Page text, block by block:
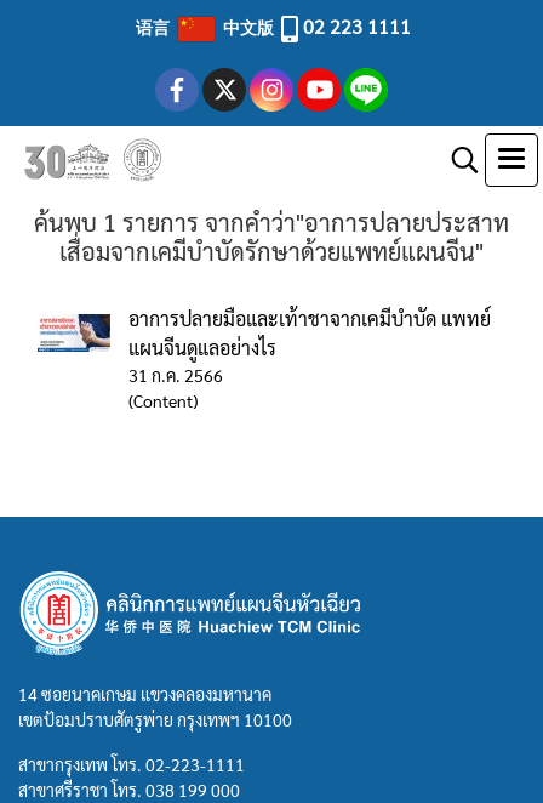
语言 中文版 02 223 1111
ค้นพบ 1 รายการ จากคำว่า"อาการปลายประสาท
เสื่อมจากเคมีบำบัดรักษาด้วยแพทย์แผนจีน"
อาการปลายมือและเท้าชาจากเคมีบำบัด แพทย์
แผนจีนดูแลอย่างไร
31 ก.ค. 2566
(Content)
14 ซอยนาคเกษม แขวงคลองมหานาค
เขตป้อมปราบศัตรูพ่าย กรุงเทพฯ 10100
สาขากรุงเทพ โทร. 02-223-1111
สาขาศรีราชา โทร. 038 199 000